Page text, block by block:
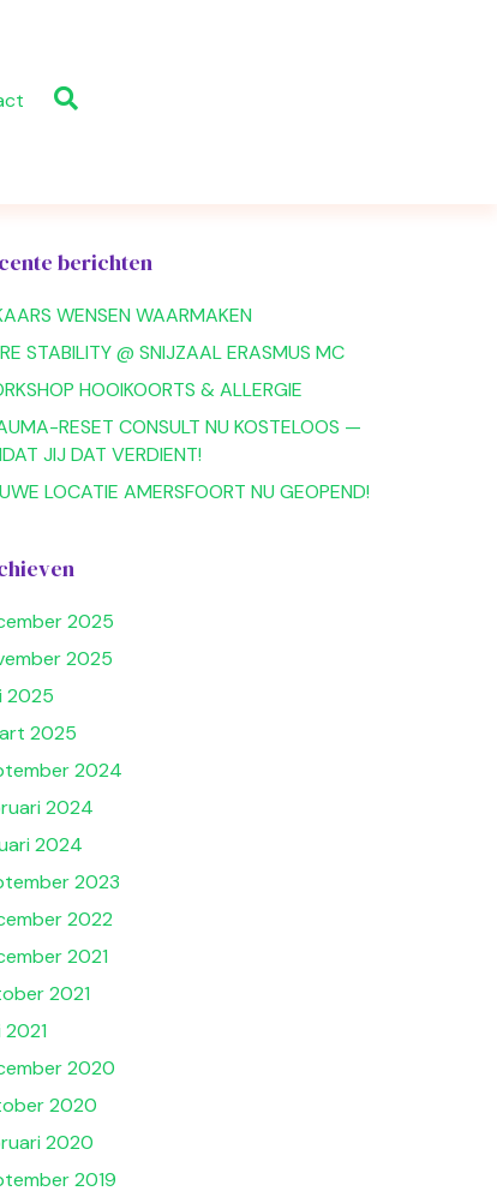
berichten
WENSEN WAARMAKEN
STABILITY @ SNIJZAAL ERASMUS MC
HOOIKOORTS & ALLERGIE
RESET CONSULT NU KOSTELOOS —
JIJ DAT VERDIENT!
LOCATIE AMERSFOORT NU GEOPEND!
2025
2025
2025
2025
2024
2024
2024
2023
2022
2021
2021
2021
2020
2020
2020
2019